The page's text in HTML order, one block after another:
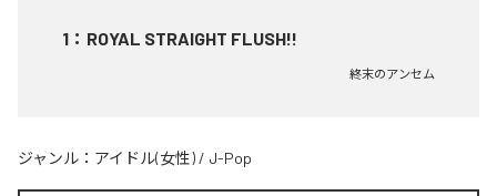
1 ： ROYAL STRAIGHT FLUSH!!
終末のアンセム
ジャンル： アイドル(女性) / J-Pop